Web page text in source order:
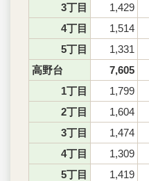
3丁目
1,429
4丁目
1,514
5丁目
1,331
高野台
7,605
1丁目
1,799
2丁目
1,604
3丁目
1,474
4丁目
1,309
5丁目
1,419